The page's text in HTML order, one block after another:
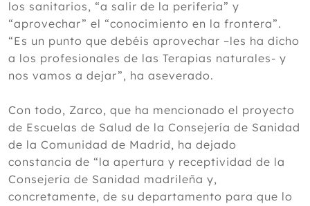
los sanitarios, “a salir de la periferia” y
“aprovechar” el “conocimiento en la frontera”.
“Es un punto que debéis aprovechar –les ha dicho
a los profesionales de las Terapias naturales- y
nos vamos a dejar”, ha aseverado.
Con todo, Zarco, que ha mencionado el proyecto
de Escuelas de Salud de la Consejería de Sanidad
de la Comunidad de Madrid, ha dejado
constancia de “la apertura y receptividad de la
Consejería de Sanidad madrileña y,
concretamente, de su departamento para que lo